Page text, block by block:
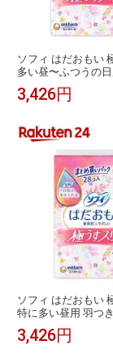
ソフィ はだおもい
多い昼〜ふつうの
21cm まとめ買いパ
セット)【ソフィはだ
3,426円
ソフィ はだおもい
特に多い昼用 羽つ
買いパック(28枚*5
ィはだおもい極うす
3,426円